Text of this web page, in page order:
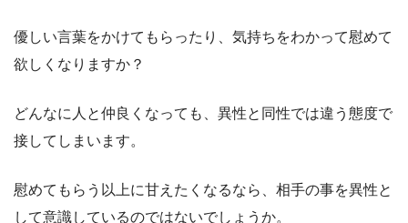
優しい言葉をかけてもらったり、気持ちをわかって慰めて
欲しくなりますか？
どんなに人と仲良くなっても、異性と同性では違う態度で
接してしまいます。
慰めてもらう以上に甘えたくなるなら、相手の事を異性と
して意識しているのではないでしょうか。